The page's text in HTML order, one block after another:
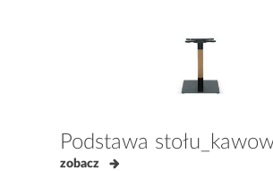
Podstawa
zobacz